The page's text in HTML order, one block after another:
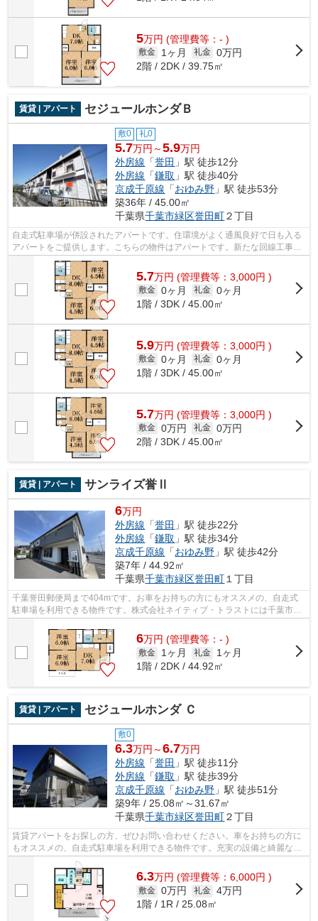
5万円 (管理費等：- )
敷金 1ヶ月 礼金 0万円
2階 / 2DK / 39.75㎡
賃貸 | アパート セジュールホンダＢ
敷0 礼0
5.7万円～5.9万円
外房線 「誉田 」駅 徒歩12分
外房線 「鎌取 」駅 徒歩40分
京成千原線 「おゆみ野 」駅 徒歩53分
築36年 / 45.00㎡
千葉県千葉市緑区誉田町２丁目
自走式駐車場が併設されたアパートです。住環境がよく通風良好で日も入る
アパートをご提供します。こちらの物件はアパートです。新たな回線工事が
必要ない、経済的なネット回線工事済...
5.7万円 (管理費等：3,000円 )
敷金 0ヶ月 礼金 0ヶ月
1階 / 3DK / 45.00㎡
5.9万円 (管理費等：3,000円 )
敷金 0ヶ月 礼金 0ヶ月
1階 / 3DK / 45.00㎡
5.7万円 (管理費等：3,000円 )
敷金 0万円 礼金 0万円
2階 / 3DK / 45.00㎡
賃貸 | アパート サンライズ誉Ⅱ
6万円
外房線 「誉田 」駅 徒歩22分
外房線 「鎌取 」駅 徒歩34分
京成千原線 「おゆみ野 」駅 徒歩42分
築7年 / 44.92㎡
千葉県千葉市緑区誉田町 １丁目
千葉誉田郵便局まで404mです。お車をお持ちの方にもオススメの、自走式
駐車場を利用できる物件です。株式会社ネイティブ・トラストには千葉市緑
6万円 (管理費等：- )
敷金 1ヶ月 礼金
1ヶ月
1階 / 2DK / 44.92㎡
賃貸 | アパート セジュールホンダ Ｃ
敷0
6.3万円～6.7万円
外房線 「誉田 」駅 徒歩11分
外房線 「鎌取 」駅 徒歩39分
京成千原線 「おゆみ野 」駅 徒歩51分
築9年 / 25.08㎡～31.67㎡
千葉県千葉市緑区誉田町２丁目
賃貸アパートをお探しの方、ぜひお問い合わせください。車をお持ちの方に
もオススメの、自走式駐車場を利用できる物件です。充実の設備と綺麗な室
内を兼ね備えた、平成28年築の物件で...
6.3万円 (管理費等：6,000円 )
敷金 0万円 礼金 4万円
1階 / 1R / 25.08㎡